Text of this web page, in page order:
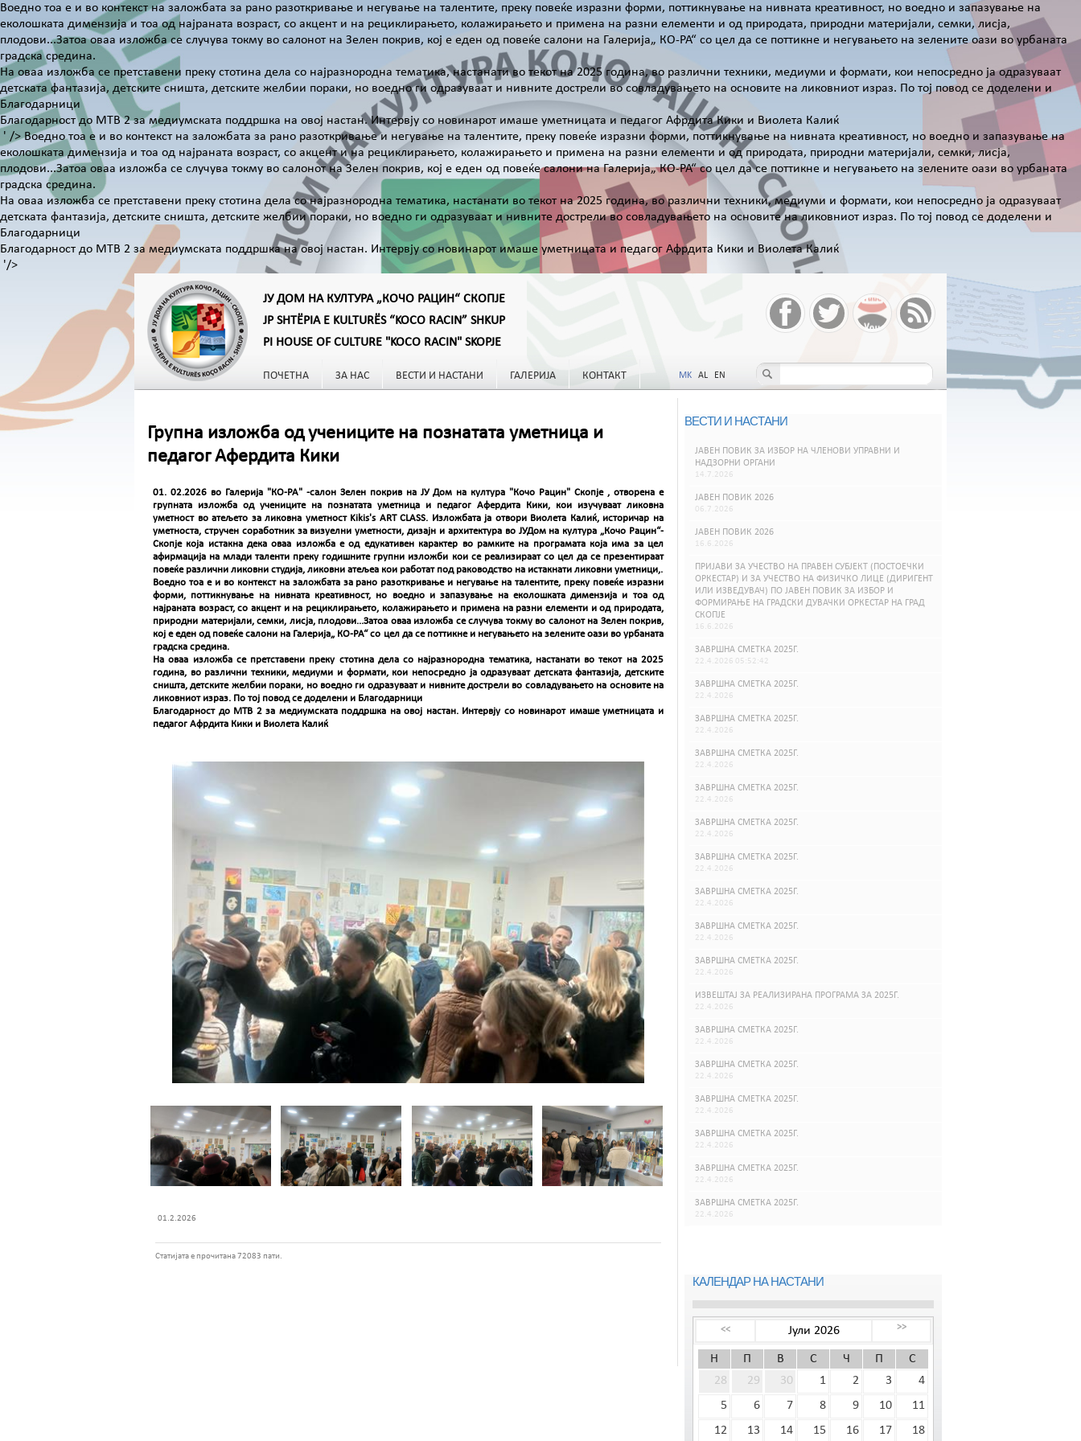
Воедно тоа е и во контекст на заложбата за рано разоткривање и негување на талентите, преку повеќе изразни форми, поттикнување на нивната креативност, но воедно и запазување на
еколошката димензија и тоа од најраната возраст, со акцент и на рециклирањето, колажирањето и примена на разни елементи и од природата, природни материјали, семки, лисја,
плодови...Затоа оваа изложба се случува токму во салонот на Зелен покрив, кој е еден од повеќе салони на Галерија„ КО-РА“ со цел да се поттикне и негувањето на зелените оази во урбаната
градска средина.
На оваа изложба се претставени преку стотина дела со најразнородна тематика, настанати во текот на 2025 година, во различни техники, медиуми и формати, кои непосредно ја одразуваат
детската фантазија, детските сништа, детските желбии пораки, но воедно ги одразуваат и нивните дострели во совладувањето на основите на ликовниот израз. По тој повод се доделени и
Благодарници
Благодарност до МТВ 2 за медиумската поддршка на овој настан. Интервју со новинарот имаше уметницата и педагог Афрдита Кики и Виолета Калиќ
' />Воедно тоа е и во контекст на заложбата за рано разоткривање и негување на талентите, преку повеќе изразни форми, поттикнување на нивната креативност, но воедно и запазување на
еколошката димензија и тоа од најраната возраст, со акцент и на рециклирањето, колажирањето и примена на разни елементи и од природата, природни материјали, семки, лисја,
плодови...Затоа оваа изложба се случува токму во салонот на Зелен покрив, кој е еден од повеќе салони на Галерија„ КО-РА“ со цел да се поттикне и негувањето на зелените оази во урбаната
градска средина.
На оваа изложба се претставени преку стотина дела со најразнородна тематика, настанати во текот на 2025 година, во различни техники, медиуми и формати, кои непосредно ја одразуваат
детската фантазија, детските сништа, детските желбии пораки, но воедно ги одразуваат и нивните дострели во совладувањето на основите на ликовниот израз. По тој повод се доделени и
Благодарници
Благодарност до МТВ 2 за медиумската поддршка на овој настан. Интервју со новинарот имаше уметницата и педагог Афрдита Кики и Виолета Калиќ
'/>
ЈУ ДОМ НА КУЛТУРА „КОЧО РАЦИН“ СКОПЈЕ
JP SHTËPIA E KULTURËS “KOCO RACIN” SHKUP
PI HOUSE OF CULTURE "KOCO RACIN" SKOPJE
ПОЧЕТНА ЗА НАС ВЕСТИ И НАСТАНИ ГАЛЕРИЈА КОНТАКТ MK AL EN
Групна изложба од учениците на познатата уметница и
педагог Афердита Кики
01. 02.2026 во Галерија "КО-РА" -салон Зелен покрив на ЈУ Дом на култура "Кочо Рацин" Скопје , отворена е
групната изложба од учениците на познатата уметница и педагог Афердита Кики, кои изучуваат ликовна
уметност во атељето за ликовна уметност Kikis's ART CLASS. Изложбата ја отвори Виолета Калиќ, историчар на
уметноста, стручен соработник за визуелни уметности, дизајн и архитектура во ЈУДом на култура „Кочо Рацин“-
Скопје која истакна дека оваа изложба е од едукативен карактер во рамките на програмата која има за цел
афирмација на млади таленти преку годишните групни изложби кои се реализираат со цел да се презентираат
повеќе различни ликовни студија, ликовни атељеа кои работат под раководство на истакнати ликовни уметници,.
Воедно тоа е и во контекст на заложбата за рано разоткривање и негување на талентите, преку повеќе изразни
форми, поттикнување на нивната креативност, но воедно и запазување на еколошката димензија и тоа од
најраната возраст, со акцент и на рециклирањето, колажирањето и примена на разни елементи и од природата,
природни материјали, семки, лисја, плодови...Затоа оваа изложба се случува токму во салонот на Зелен покрив,
кој е еден од повеќе салони на Галерија„ КО-РА“ со цел да се поттикне и негувањето на зелените оази во урбаната
градска средина.
На оваа изложба се претставени преку стотина дела со најразнородна тематика, настанати во текот на 2025
година, во различни техники, медиуми и формати, кои непосредно ја одразуваат детската фантазија, детските
сништа, детските желбии пораки, но воедно ги одразуваат и нивните дострели во совладувањето на основите на
ликовниот израз. По тој повод се доделени и Благодарници
Благодарност до МТВ 2 за медиумската поддршка на овој настан. Интервју со новинарот имаше уметницата и
педагог Афрдита Кики и Виолета Калиќ
01.2.2026
Статијата е прочитана 72083 пати.
ВЕСТИ И НАСТАНИ
ЈАВЕН ПОВИК ЗА ИЗБОР НА ЧЛЕНОВИ УПРАВНИ И
НАДЗОРНИ ОРГАНИ
14.7.2026
ЈАВЕН ПОВИК 2026
06.7.2026
ЈАВЕН ПОВИК 2026
16.6.2026
ПРИЈАВИ ЗА УЧЕСТВО НА ПРАВЕН СУБЈЕКТ (ПОСТОЕЧКИ
ОРКЕСТАР) И ЗА УЧЕСТВО НА ФИЗИЧКО ЛИЦЕ (ДИРИГЕНТ
ИЛИ ИЗВЕДУВАЧ) ПО ЈАВЕН ПОВИК ЗА ИЗБОР И
ФОРМИРАЊЕ НА ГРАДСКИ ДУВАЧКИ ОРКЕСТАР НА ГРАД
СКОПЈЕ
16.6.2026
ЗАВРШНА СМЕТКА 2025Г.
22.4.2026 05:52:42
ЗАВРШНА СМЕТКА 2025Г.
22.4.2026
ЗАВРШНА СМЕТКА 2025Г.
22.4.2026
ЗАВРШНА СМЕТКА 2025Г.
22.4.2026
ЗАВРШНА СМЕТКА 2025Г.
22.4.2026
ЗАВРШНА СМЕТКА 2025Г.
22.4.2026
ЗАВРШНА СМЕТКА 2025Г.
22.4.2026
ЗАВРШНА СМЕТКА 2025Г.
22.4.2026
ЗАВРШНА СМЕТКА 2025Г.
22.4.2026
ЗАВРШНА СМЕТКА 2025Г.
22.4.2026
ИЗВЕШТАЈ ЗА РЕАЛИЗИРАНА ПРОГРАМА ЗА 2025Г.
22.4.2026
ЗАВРШНА СМЕТКА 2025Г.
22.4.2026
ЗАВРШНА СМЕТКА 2025Г.
22.4.2026
ЗАВРШНА СМЕТКА 2025Г.
22.4.2026
ЗАВРШНА СМЕТКА 2025Г.
22.4.2026
ЗАВРШНА СМЕТКА 2025Г.
22.4.2026
ЗАВРШНА СМЕТКА 2025Г.
22.4.2026
КАЛЕНДАР НА НАСТАНИ
<< Јули 2026 >>
Н П В С Ч П
С
28
29 30 1 2 3
4
5
6 7 8 9 10
11
12
13 14 15 16 17 18